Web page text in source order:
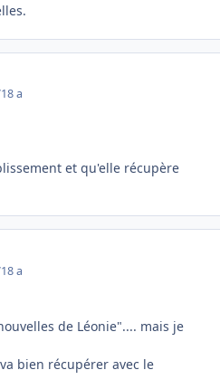
18 a
et qu'elle récupère
18 a
de Léonie".... mais je
bien récupérer avec le